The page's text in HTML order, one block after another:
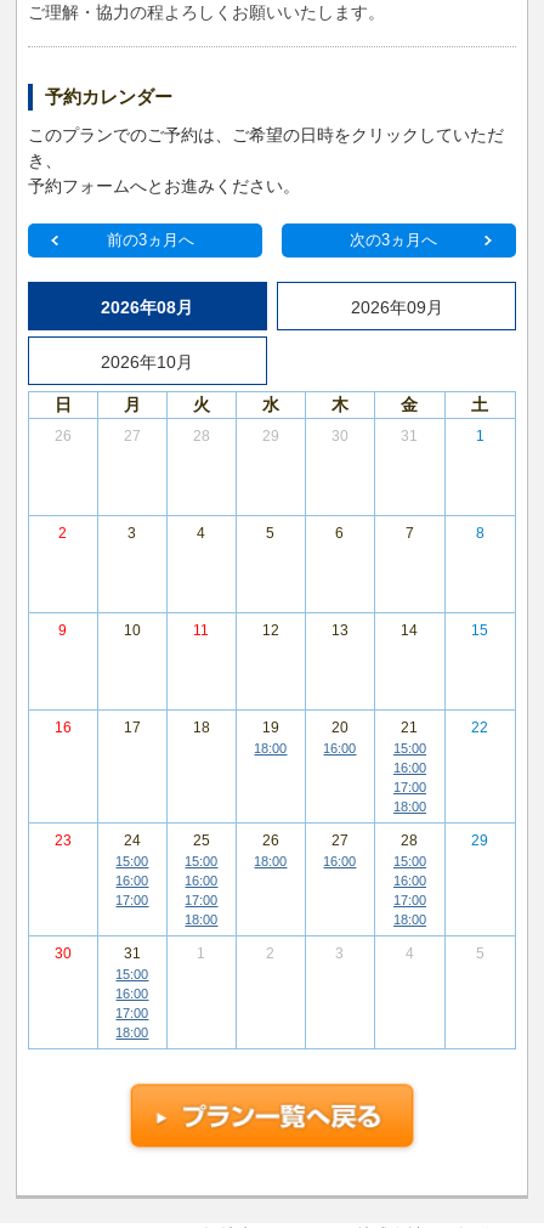
ご理解・協力の程よろしくお願いいたします。
予約カレンダー
このプランでのご予約は、ご希望の日時をクリックしていただ
き、
予約フォームへとお進みください。
前の3ヵ月へ 次の3ヵ月へ
2026年08月 2026年09月
2026年10月
日 月 火 水 木 金 土
26 27 28 29 30 31 1
2 3 4 5 6 7 8
9 10 11 12 13 14 15
16 17 18 19
18:00
20
16:00
21
15:00
16:00
17:00
18:00
22
23 24
15:00
16:00
17:00
25
15:00
16:00
17:00
18:00
26
18:00
27
16:00
28
15:00
16:00
17:00
18:00
29
30 31
15:00
16:00
17:00
18:00
1 2 3 4 5